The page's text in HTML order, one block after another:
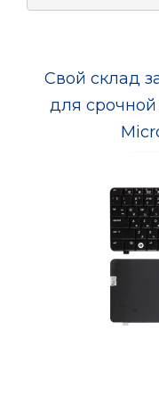
Свой склад
для